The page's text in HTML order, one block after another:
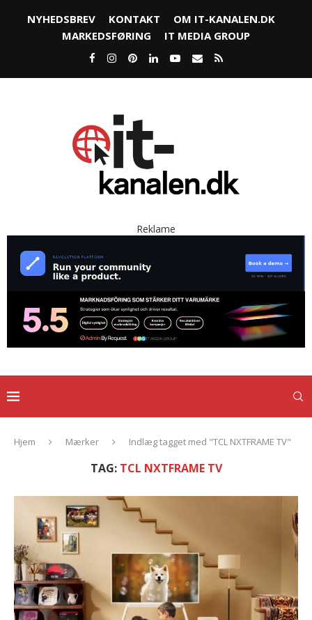
NYHEDSBREV KONTAKT
OM IT-KANALEN.DK
MARKEDSFØRING
IT MEDIA GROUP
Reklame
Hjem Mærker Indlæg tagget med "TCL NXTFRAME TV"
TAG: TCL NXTFRAME TV